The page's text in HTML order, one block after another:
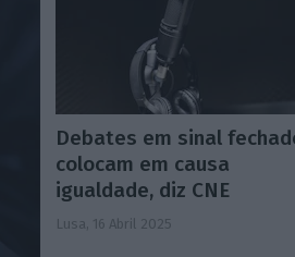
Debates em sinal
colocam em causa
igualdade, diz CNE
Lusa, 16 Abril 2025